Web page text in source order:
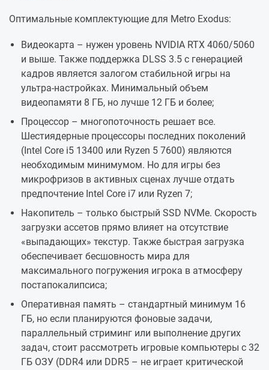
Оптимальные комплектующие для Metro Exodus:
Видеокарта – нужен уровень NVIDIA RTX 4060/5060
и выше. Также поддержка DLSS 3.5 с генерацией
кадров является залогом стабильной игры на
ультра-настройках. Минимальный объем
видеопамяти 8 ГБ, но лучше 12 ГБ и более;
Процессор – многопоточность решает все.
Шестиядерные процессоры последних поколений
(Intel Core i5 13400 или Ryzen 5 7600) являются
необходимым минимумом. Но для игры без
микрофризов в активных сценах лучше отдать
предпочтение Intel Core i7 или Ryzen 7;
Накопитель – только быстрый SSD NVMe. Скорость
загрузки ассетов прямо влияет на отсутствие
«выпадающих» текстур. Также быстрая загрузка
обеспечивает бесшовность мира для
максимального погружения игрока в атмосферу
постапокалипсиса;
Оперативная память – стандартный минимум 16
ГБ, но если планируются фоновые задачи,
параллельный стриминг или выполнение других
задач, стоит рассмотреть игровые компьютеры с 32
ГБ ОЗУ (DDR4 или DDR5 – не играет критической